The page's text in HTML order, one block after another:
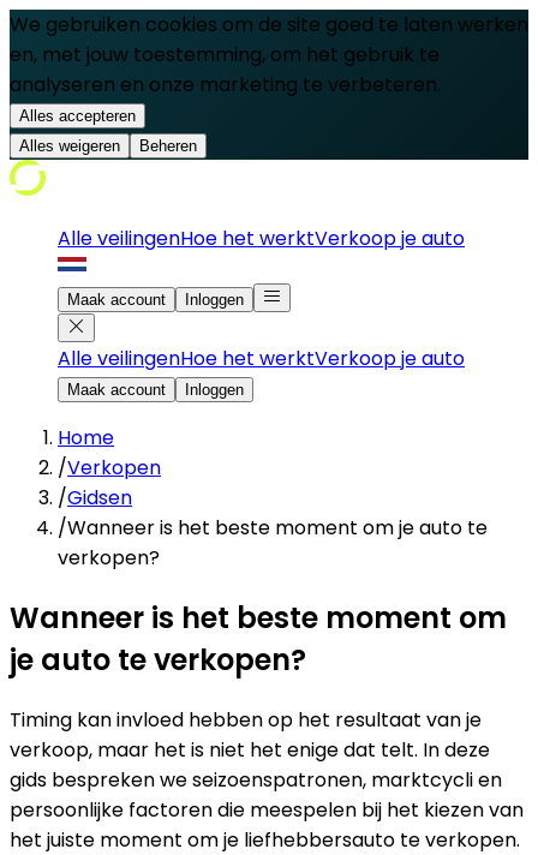
We gebruiken cookies om de site goed te laten werken
en, met jouw toestemming, om het gebruik te
analyseren en onze marketing te verbeteren.
Alles accepteren
Alles weigeren
Beheren
Alle veilingenHoe het werktVerkoop je auto
Maak account Inloggen
Alle veilingenHoe het werktVerkoop je auto
Maak account Inloggen
Home
/Verkopen
/Gidsen
/Wanneer is het beste moment om je auto te
verkopen?
Wanneer is het beste moment om
je auto te verkopen?
Timing kan invloed hebben op het resultaat van je
verkoop, maar het is niet het enige dat telt. In deze
gids bespreken we seizoenspatronen, marktcycli en
persoonlijke factoren die meespelen bij het kiezen van
het juiste moment om je liefhebbersauto te verkopen.